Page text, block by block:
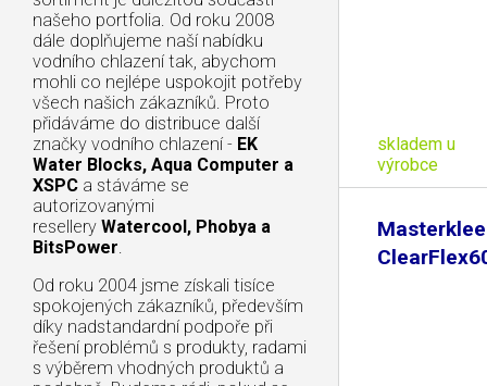
našeho portfolia. Od roku 2008
dále doplňujeme naší nabídku
vodního chlazení tak, abychom
mohli co nejlépe uspokojit potřeby
všech našich zákazníků. Proto
přidáváme do distribuce další
značky vodního chlazení - EK
Water Blocks, Aqua Computer a
XSPC a stáváme se
autorizovanými
resellery Watercool, Phobya a
BitsPower.
Od roku 2004 jsme získali tisíce
spokojených zákazníků, především
díky nadstandardní podpoře při
řešení problémů s produkty, radami
s výběrem vhodných produktů a
skladem u
výrobce